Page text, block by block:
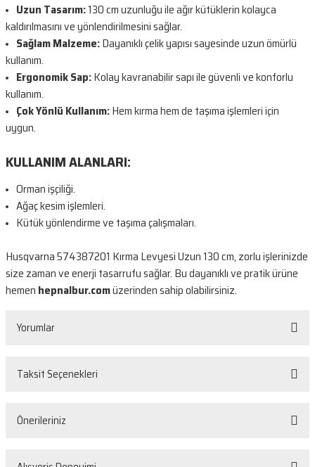
Uzun Tasarım:130 cm uzunluğu ile ağır kütüklerin kolayca
kaldırılmasını ve yönlendirilmesini sağlar.
Sağlam Malzeme:Dayanıklı çelik yapısı sayesinde uzun ömürlü
kullanım.
Ergonomik Sap:Kolay kavranabilir sapı ile güvenli ve konforlu
kullanım.
Çok Yönlü Kullanım:Hem kırma hem de taşıma işlemleri için
uygun.
KULLANIM ALANLARI:
Orman işçiliği.
Ağaç kesim işlemleri.
Kütük yönlendirme ve taşıma çalışmaları.
Husqvarna 574387201 Kırma Levyesi Uzun 130 cm, zorlu işlerinizde
size zaman ve enerji tasarrufu sağlar. Bu dayanıklı ve pratik ürüne
hemen hepnalbur.comüzerinden sahip olabilirsiniz.
Yorumlar
Taksit Seçenekleri
Önerileriniz